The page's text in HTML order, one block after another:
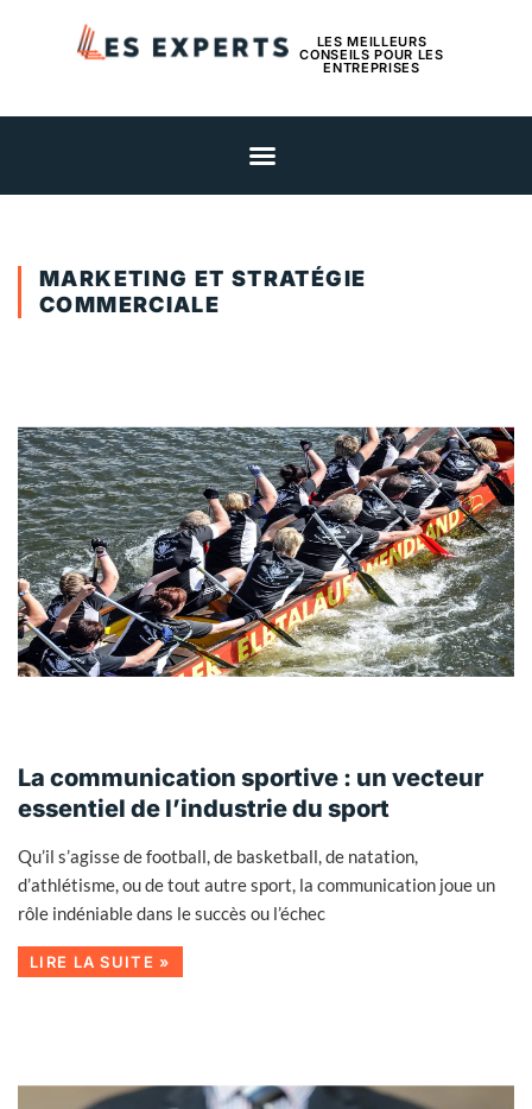
LES MEILLEURS
CONSEILS POUR LES
ENTREPRISES
MARKETING ET STRATÉGIE
COMMERCIALE
La communication sportive : un vecteur
essentiel de l’industrie du sport
Qu’il s’agisse de football, de basketball, de natation,
d’athlétisme, ou de tout autre sport, la communication joue un
rôle indéniable dans le succès ou l’échec
LIRE LA SUITE »